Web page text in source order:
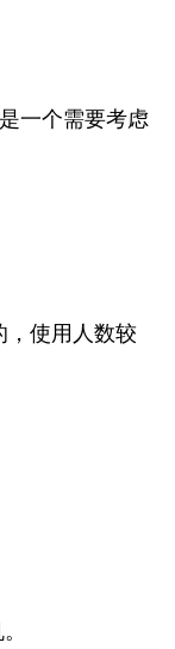
一个需要考虑
，使用人数较